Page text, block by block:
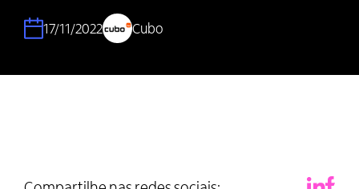
17/11/2022 Cubo